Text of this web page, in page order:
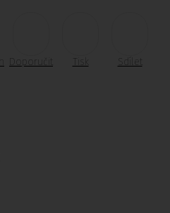
Doporučit Tisk Sdílet